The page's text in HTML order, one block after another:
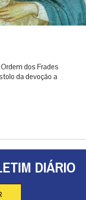
dos Frades
da devoção a
DIÁRIO